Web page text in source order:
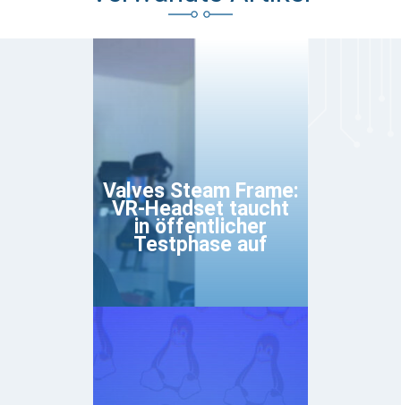
Valves Steam Frame:
VR-Headset taucht
in öffentlicher
Testphase auf